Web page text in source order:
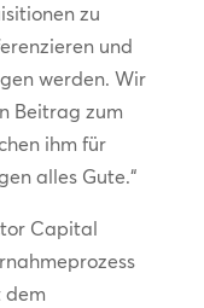
zu
und
werden. Wir
Beitrag zum
ihm für
alles Gute.“
Capital
dem